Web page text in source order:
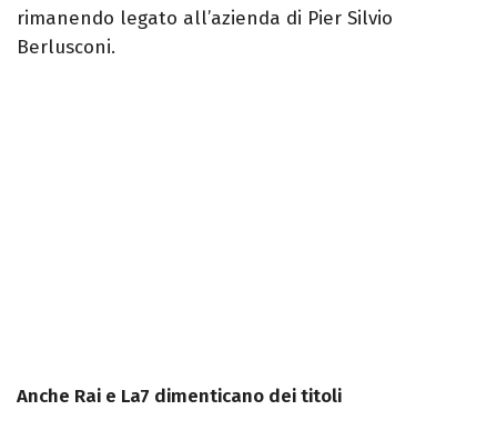
rimanendo legato all’azienda di Pier Silvio
Berlusconi.
Anche Rai e La7 dimenticano dei titoli